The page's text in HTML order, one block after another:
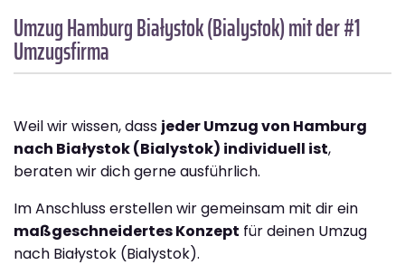
Umzug HamburgBiałystok (Bialystok)mit der #1
Umzugsfirma
Weil wir wissen, dass jeder Umzug von Hamburg
nach Białystok (Bialystok) individuell ist,
beraten wir dich gerne ausführlich.
Im Anschluss erstellen wir gemeinsam mit dir ein
maßgeschneidertes Konzept für deinen Umzug
nach Białystok (Bialystok).